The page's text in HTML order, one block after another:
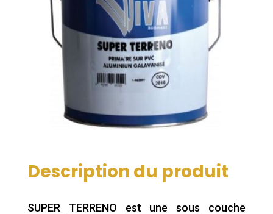
Description du produit
SUPER TERRENO est une sous couche